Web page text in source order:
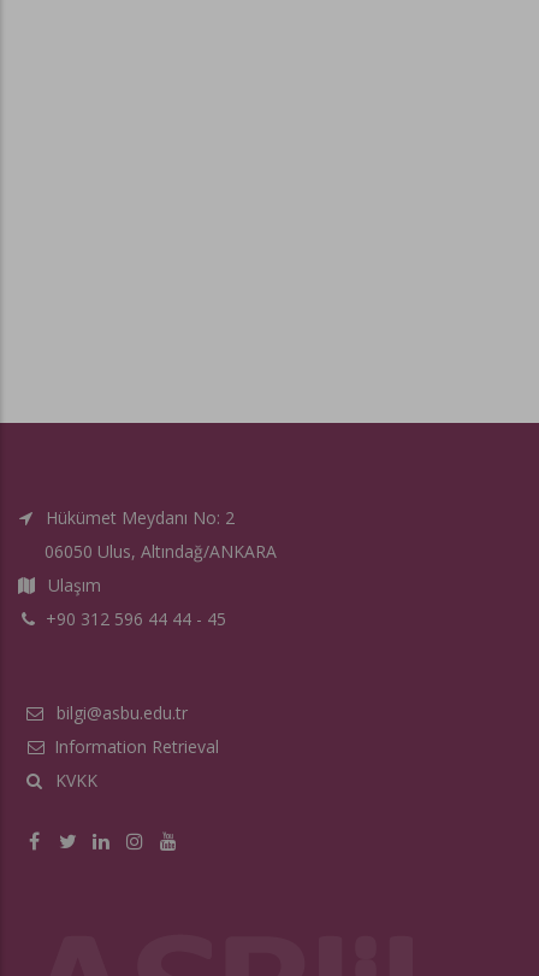
Hükümet Meydanı No: 2
06050 Ulus, Altındağ/ANKARA
Ulaşım
+90 312 596 44 44 - 45
bilgi@asbu.edu.tr
Information Retrieval
KVKK